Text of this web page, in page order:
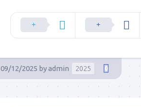
09/12/2025 byadmin 2025 0